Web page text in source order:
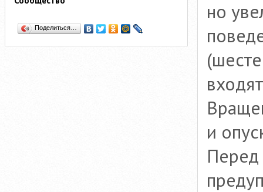
Поделиться…
но
и
Перед